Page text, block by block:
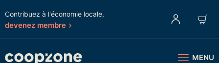
Contribuez à l'économie locale,
devenez membre
MENU